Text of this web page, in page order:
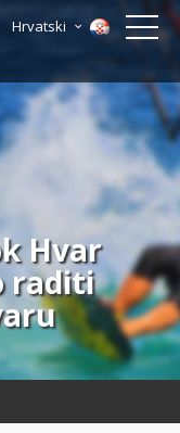
Hrvatski
Hvar
raditi